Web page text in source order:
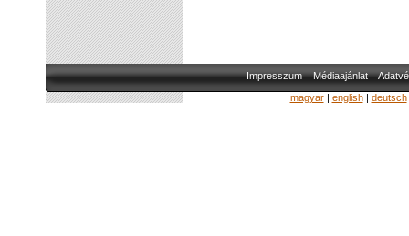
Impresszum Médiaajánlat
magyar| english| deutsch